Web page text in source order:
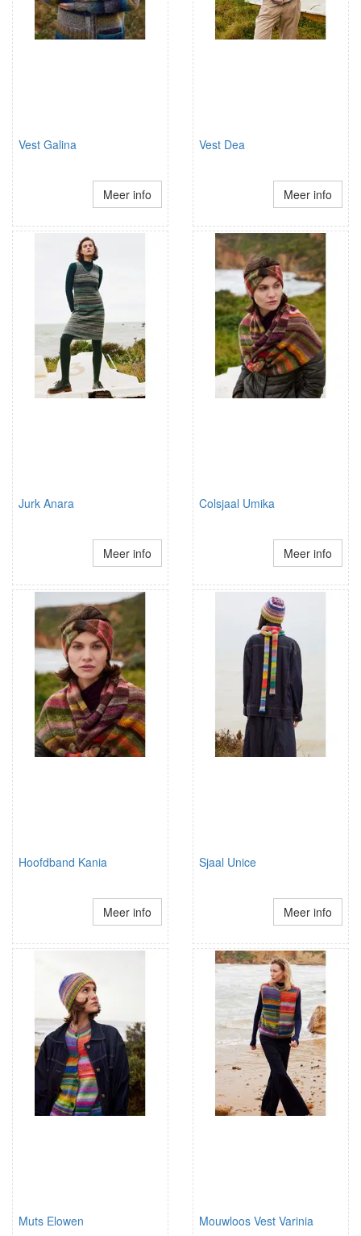
Vest Galina
Meer info
Vest Dea
Meer info
Jurk Anara
Meer info
Colsjaal Umika
Meer info
Hoofdband Kania
Meer info
Sjaal Unice
Meer info
Muts Elowen Mouwloos Vest Varinia